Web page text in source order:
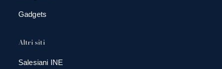
Gadgets
Altri siti
Salesiani INE